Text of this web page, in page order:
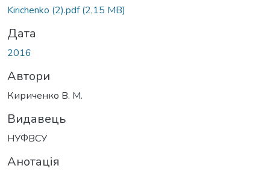
Kirichenko (2).pdf(2,15 MB)
Дата
2016
Автори
Кириченко В. М.
Видавець
НУФВСУ
Анотація